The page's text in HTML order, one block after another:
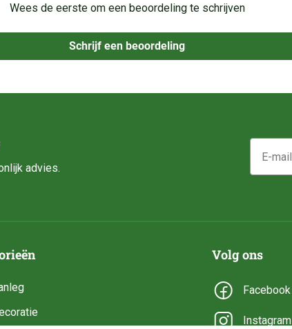
Wees de eerste om een beoordeling te schrijven
Schrijf een beoordeling
advies.
E-mail
Volg ons
Facebook
Instagram